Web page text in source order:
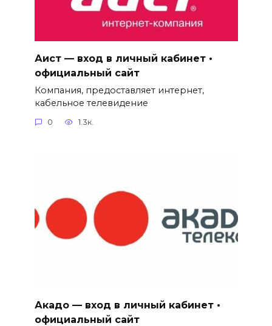
Аист — вход в личный кабинет •
официальный сайт
Компания, предоставляет интернет,
кабельное телевидение
0 1.3к.
Акадо — вход в личный кабинет •
официальный сайт